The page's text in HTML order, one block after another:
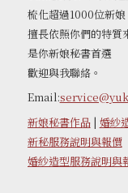
梳化超過1000位新娘
擅長依照你們的特質
是你新娘秘書首選
歡迎與我聯絡。
Email:
新娘秘書作品| 婚紗
新秘服務說明與報價
婚紗造型服務說明與